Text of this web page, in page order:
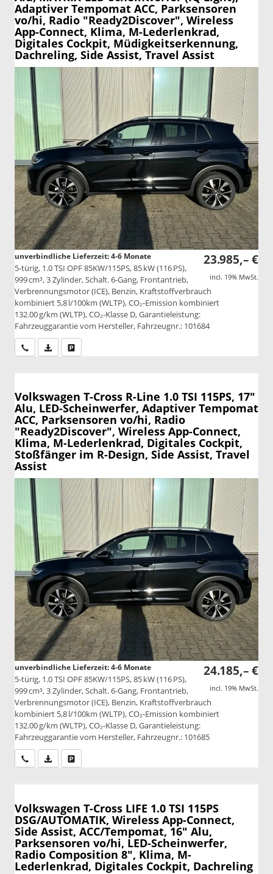
Adaptiver Tempomat ACC, Parksensoren
vo/hi, Radio "Ready2Discover", Wireless
App-Connect, Klima, M-Lederlenkrad,
Digitales Cockpit, Müdigkeitserkennung,
Dachreling, Side Assist, Travel Assist
23.985,– €
incl. 19% MwSt.
unverbindliche Lieferzeit: 4-6 Monate
5-türig, 1.0 TSI OPF 85KW/115PS, 85 kW (116 PS),
999 cm³, 3 Zylinder, Schalt. 6-Gang, Frontantrieb,
Verbrennungsmotor (ICE), Benzin, Kraftstoffverbrauch
kombiniert 5,8 l/100km (WLTP), CO₂-Emission kombiniert
132.00 g/km (WLTP), CO₂-Klasse D, Garantieleistung:
Fahrzeuggarantie vom Hersteller, Fahrzeugnr.: 101684
Wir rufen Sie anPDF-Datei, Fahrzeugexposé drucken
Volkswagen T-Cross R-Line 1.0 TSI 115PS, 17"
Alu, LED-Scheinwerfer, Adaptiver Tempomat
ACC, Parksensoren vo/hi, Radio
"Ready2Discover", Wireless App-Connect,
Klima, M-Lederlenkrad, Digitales Cockpit,
Stoßfänger im R-Design, Side Assist, Travel
Assist
24.185,– €
incl. 19% MwSt.
unverbindliche Lieferzeit: 4-6 Monate
5-türig, 1.0 TSI OPF 85KW/115PS, 85 kW (116 PS),
999 cm³, 3 Zylinder, Schalt. 6-Gang, Frontantrieb,
Verbrennungsmotor (ICE), Benzin, Kraftstoffverbrauch
kombiniert 5,8 l/100km (WLTP), CO₂-Emission kombiniert
132.00 g/km (WLTP), CO₂-Klasse D, Garantieleistung:
Fahrzeuggarantie vom Hersteller, Fahrzeugnr.: 101685
Wir rufen Sie anPDF-Datei, Fahrzeugexposé drucken
Volkswagen T-Cross LIFE 1.0 TSI 115PS
DSG/AUTOMATIK, Wireless App-Connect,
Side Assist, ACC/Tempomat, 16" Alu,
Parksensoren vo/hi, LED-Scheinwerfer,
Radio Composition 8", Klima, M-
Lederlenkrad, Digitales Cockpit, Dachreling